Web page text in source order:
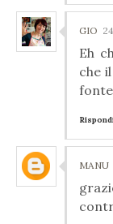
GIO
Eh
che
MANU